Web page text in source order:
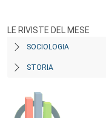
LE RIVISTE DEL MESE
SOCIOLOGIA
STORIA